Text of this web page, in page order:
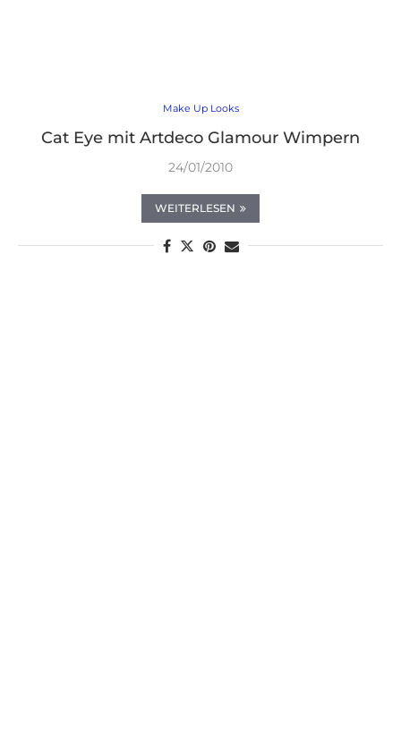
Make Up Looks
Cat Eye mit Artdeco Glamour Wimpern
24/01/2010
WEITERLESEN